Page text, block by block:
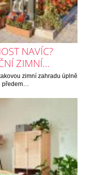
NAVÍC?
ZIMNÍ…
zimní zahradu úplně
předem…